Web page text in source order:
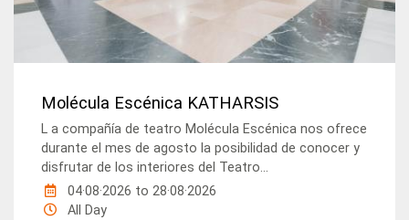
Molécula Escénica KATHARSIS
L a compañía de teatro Molécula Escénica nos ofrece
durante el mes de agosto la posibilidad de conocer y
disfrutar de los interiores del Teatro...
04·08·2026 to28·08·2026
All Day